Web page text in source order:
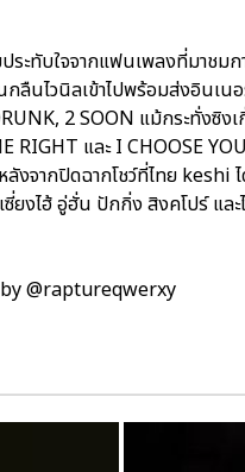
ระทับใจจากแฟนเพลงที่มาช
นไวนิลเข้าไปพร้อมส่งอินเนอ
2 SOON แม้กระทั่งซิง
RIGHT และ I CHOOSE
งจากปิดฉากโชว์ที่ไทย keshi
ซี่ยงไฮ้ อู่ฮั่น ปักกิ่ง สิงคโปร์ แ
@raptureqwerxy